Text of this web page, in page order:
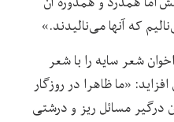
که آنها می‌نالیدند.»
شعر سایه را با شعر
«ما ظاهرا در روزگار
درگیر مسائل ریز و درشتی